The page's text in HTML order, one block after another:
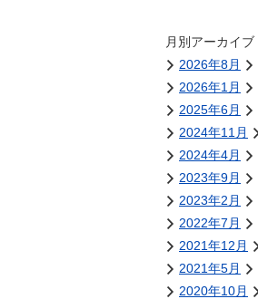
消防・防災
年金・保険
税金
住まい・土地
環境・ゴミ
上下水道
交通・道路
安全・防犯
ペット・動物
月別アーカイブ
2026年8月
2026年1月
2025年6月
2024年11月
2024年4月
2023年9月
2023年2月
2022年7月
2021年12月
2021年5月
2020年10月